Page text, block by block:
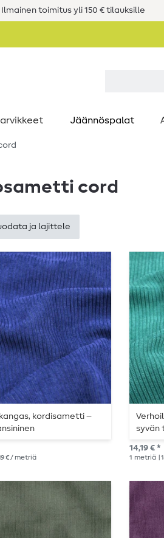
Ilmainen toimitus yli 150 € tilauksille
Jäännöspalat
cord
ja lajittele
kordisametti –
€ / metriä
syvän
14,19 € *
1 metriä |